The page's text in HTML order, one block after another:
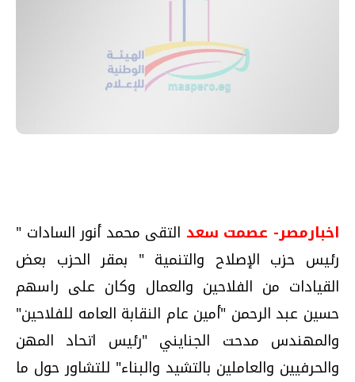
اخبارمصر- عصمت سعد التقى محمد أنور السادات "
رئيس حزب الإصلاح والتنمية " بمقر الحزب بعض
القيادات من الفلاحين والعمال وكان على راسهم
حسين عبد الرحمن "أمين عام النقابة العامه للفلاحين"
والمهندس مدحت الجنايني "رئيس اتحاد المهن
والحرفيين والعاملين بالتشيد والبناء" للتشاور حول ما